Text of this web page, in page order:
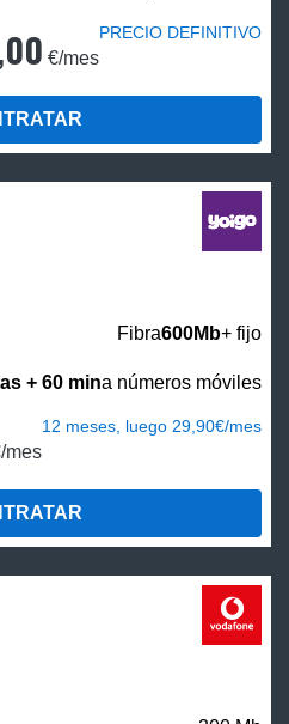
€/mes
PRECIO DEFINITIVO
Fibra600Mb+ fijo
+ 60 mina números móviles
mes
12 meses, luego 29,90€/mes